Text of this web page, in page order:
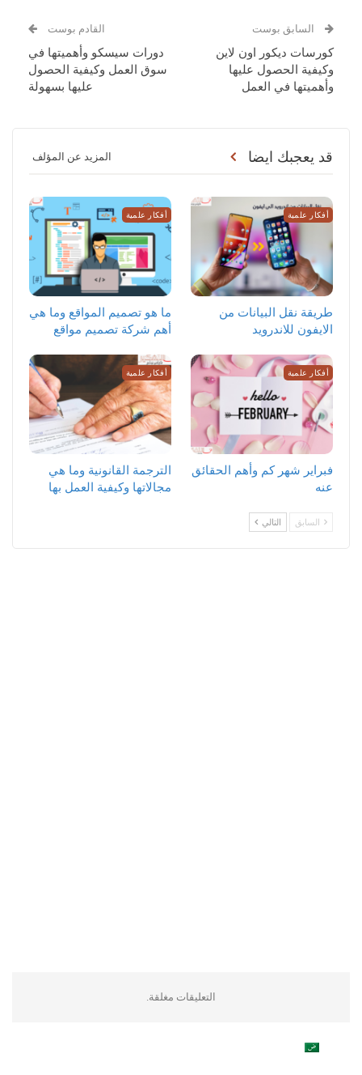
السابق بوست
كورسات ديكور اون لاين
وكيفية الحصول عليها
وأهميتها في العمل
القادم بوست
دورات سيسكو وأهميتها في
سوق العمل وكيفية الحصول
عليها بسهولة
قد يعجبك ايضا المزيد عن المؤلف
أفكار علمية
طريقة نقل البيانات من
الايفون للاندرويد
أفكار علمية
ما هو تصميم المواقع وما هي
أهم شركة تصميم مواقع
أفكار علمية
فبراير شهر كم وأهم الحقائق
عنه
أفكار علمية
الترجمة القانونية وما هي
مجالاتها وكيفية العمل بها
السابق التالي
التعليقات مغلقة.